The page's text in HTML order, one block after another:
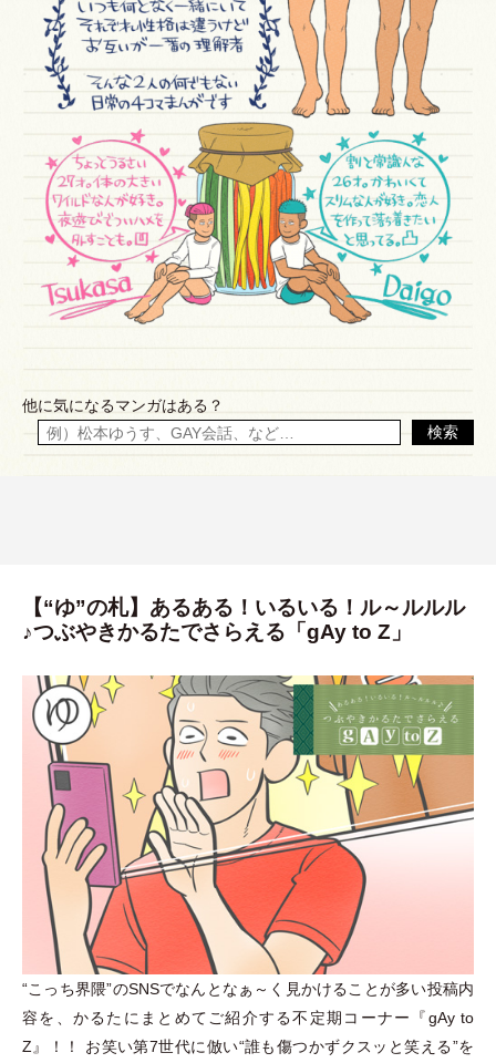
他に気になるマンガはある？
検索
【“ゆ”の札】あるある！いるいる！ル～ルルル
♪つぶやきかるたでさらえる「gAy to Z」
“こっち界隈”のSNSでなんとなぁ～く見かけることが多い投稿内
容を、かるたにまとめてご紹介する不定期コーナー『gAy to
Z』！！ お笑い第7世代に倣い“誰も傷つかずクスッと笑える”を